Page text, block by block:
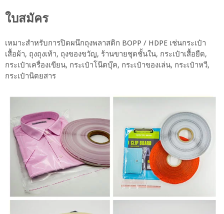
ใบสมัคร
เหมาะสำหรับการปิดผนึกถุงพลาสติก BOPP / HDPE เช่นกระเป๋า
เสื้อผ้า, ถุงถุงเท้า, ถุงของขวัญ, ร้านขายชุดชั้นใน, กระเป๋าเสื้อยืด,
กระเป๋าเครื่องเขียน, กระเป๋าโน๊ตบุ๊ค, กระเป๋าของเล่น, กระเป๋าหวี,
กระเป๋านิตยสาร